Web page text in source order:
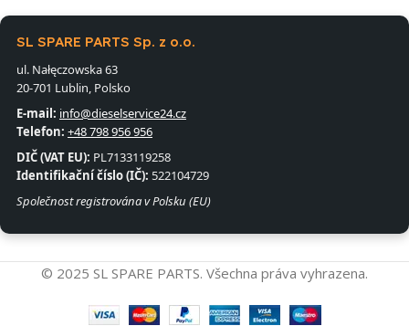
SL SPARE PARTS Sp. z o.o.
ul. Nałęczowska 63
20-701 Lublin, Polsko
E-mail: info@dieselservice24.cz
Telefon: +48 798 956 956
DIČ (VAT EU): PL7133119258
Identifikační číslo (IČ): 522104729
Společnost registrována v Polsku (EU)
© 2025 SL SPARE PARTS. Všechna práva vyhrazena.